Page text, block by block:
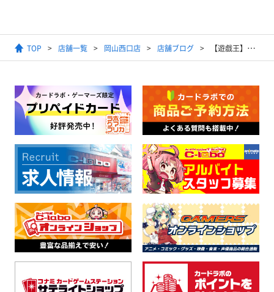
TOP 店舗一覧 岡山西口店 店舗ブログ 【遊戯王】デッキコーナーに懐かしいテーマがやってきた！！